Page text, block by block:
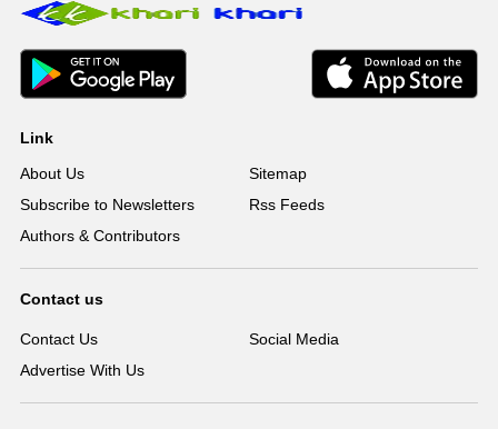
Link
About Us
Sitemap
Subscribe to Newsletters
Rss Feeds
Authors & Contributors
Contact us
Contact Us
Social Media
Advertise With Us